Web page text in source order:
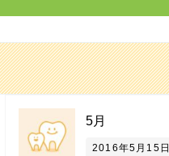
5月
2016年5月15日